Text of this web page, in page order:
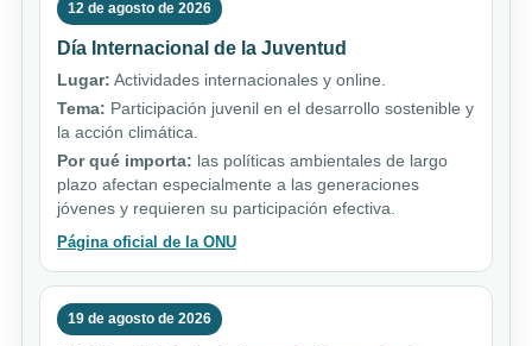
12 de agosto de 2026
Día Internacional de la Juventud
Lugar: Actividades internacionales y online.
Tema: Participación juvenil en el desarrollo sostenible y
la acción climática.
Por qué importa: las políticas ambientales de largo
plazo afectan especialmente a las generaciones
jóvenes y requieren su participación efectiva.
Página oficial de la ONU
19 de agosto de 2026